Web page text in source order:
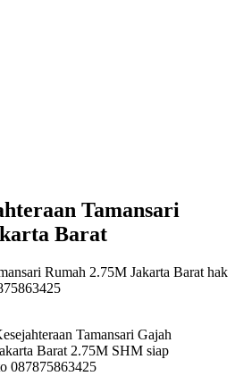
Tamansari
Barat
Rumah 2.75M Jakarta Barat hak
Tamansari Gajah
Barat 2.75M SHM siap
087875863425